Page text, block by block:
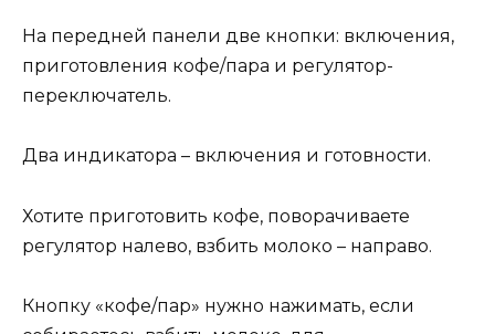
На передней панели две кнопки: включения,
приготовления кофе/пара и регулятор-
переключатель.
Два индикатора – включения и готовности.
Хотите приготовить кофе, поворачиваете
регулятор налево, взбить молоко – направо.
Кнопку «кофе/пар» нужно нажимать, если